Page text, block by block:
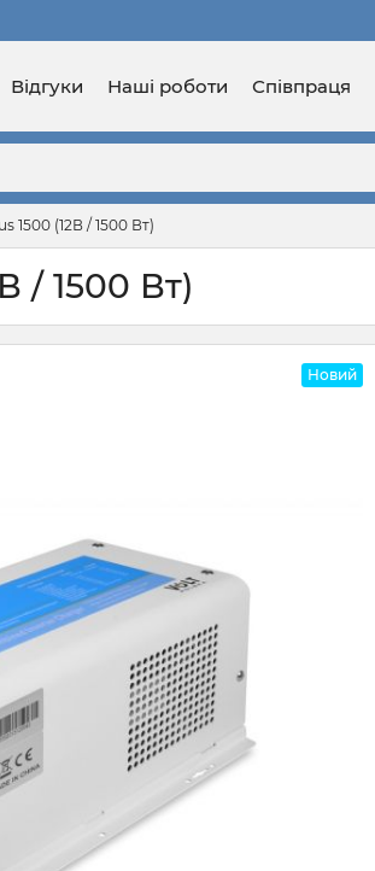
Відгуки Наші роботи Співпраця
1500 (12В / 1500 Вт)
/ 1500 Вт)
Новий